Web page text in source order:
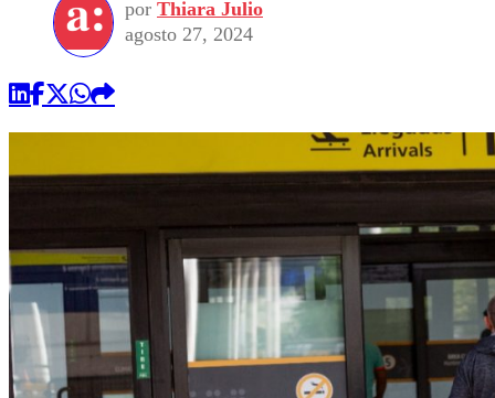
por Thiara Julio
agosto 27, 2024